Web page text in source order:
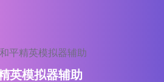
和平精英模拟器辅助
英模拟器辅助